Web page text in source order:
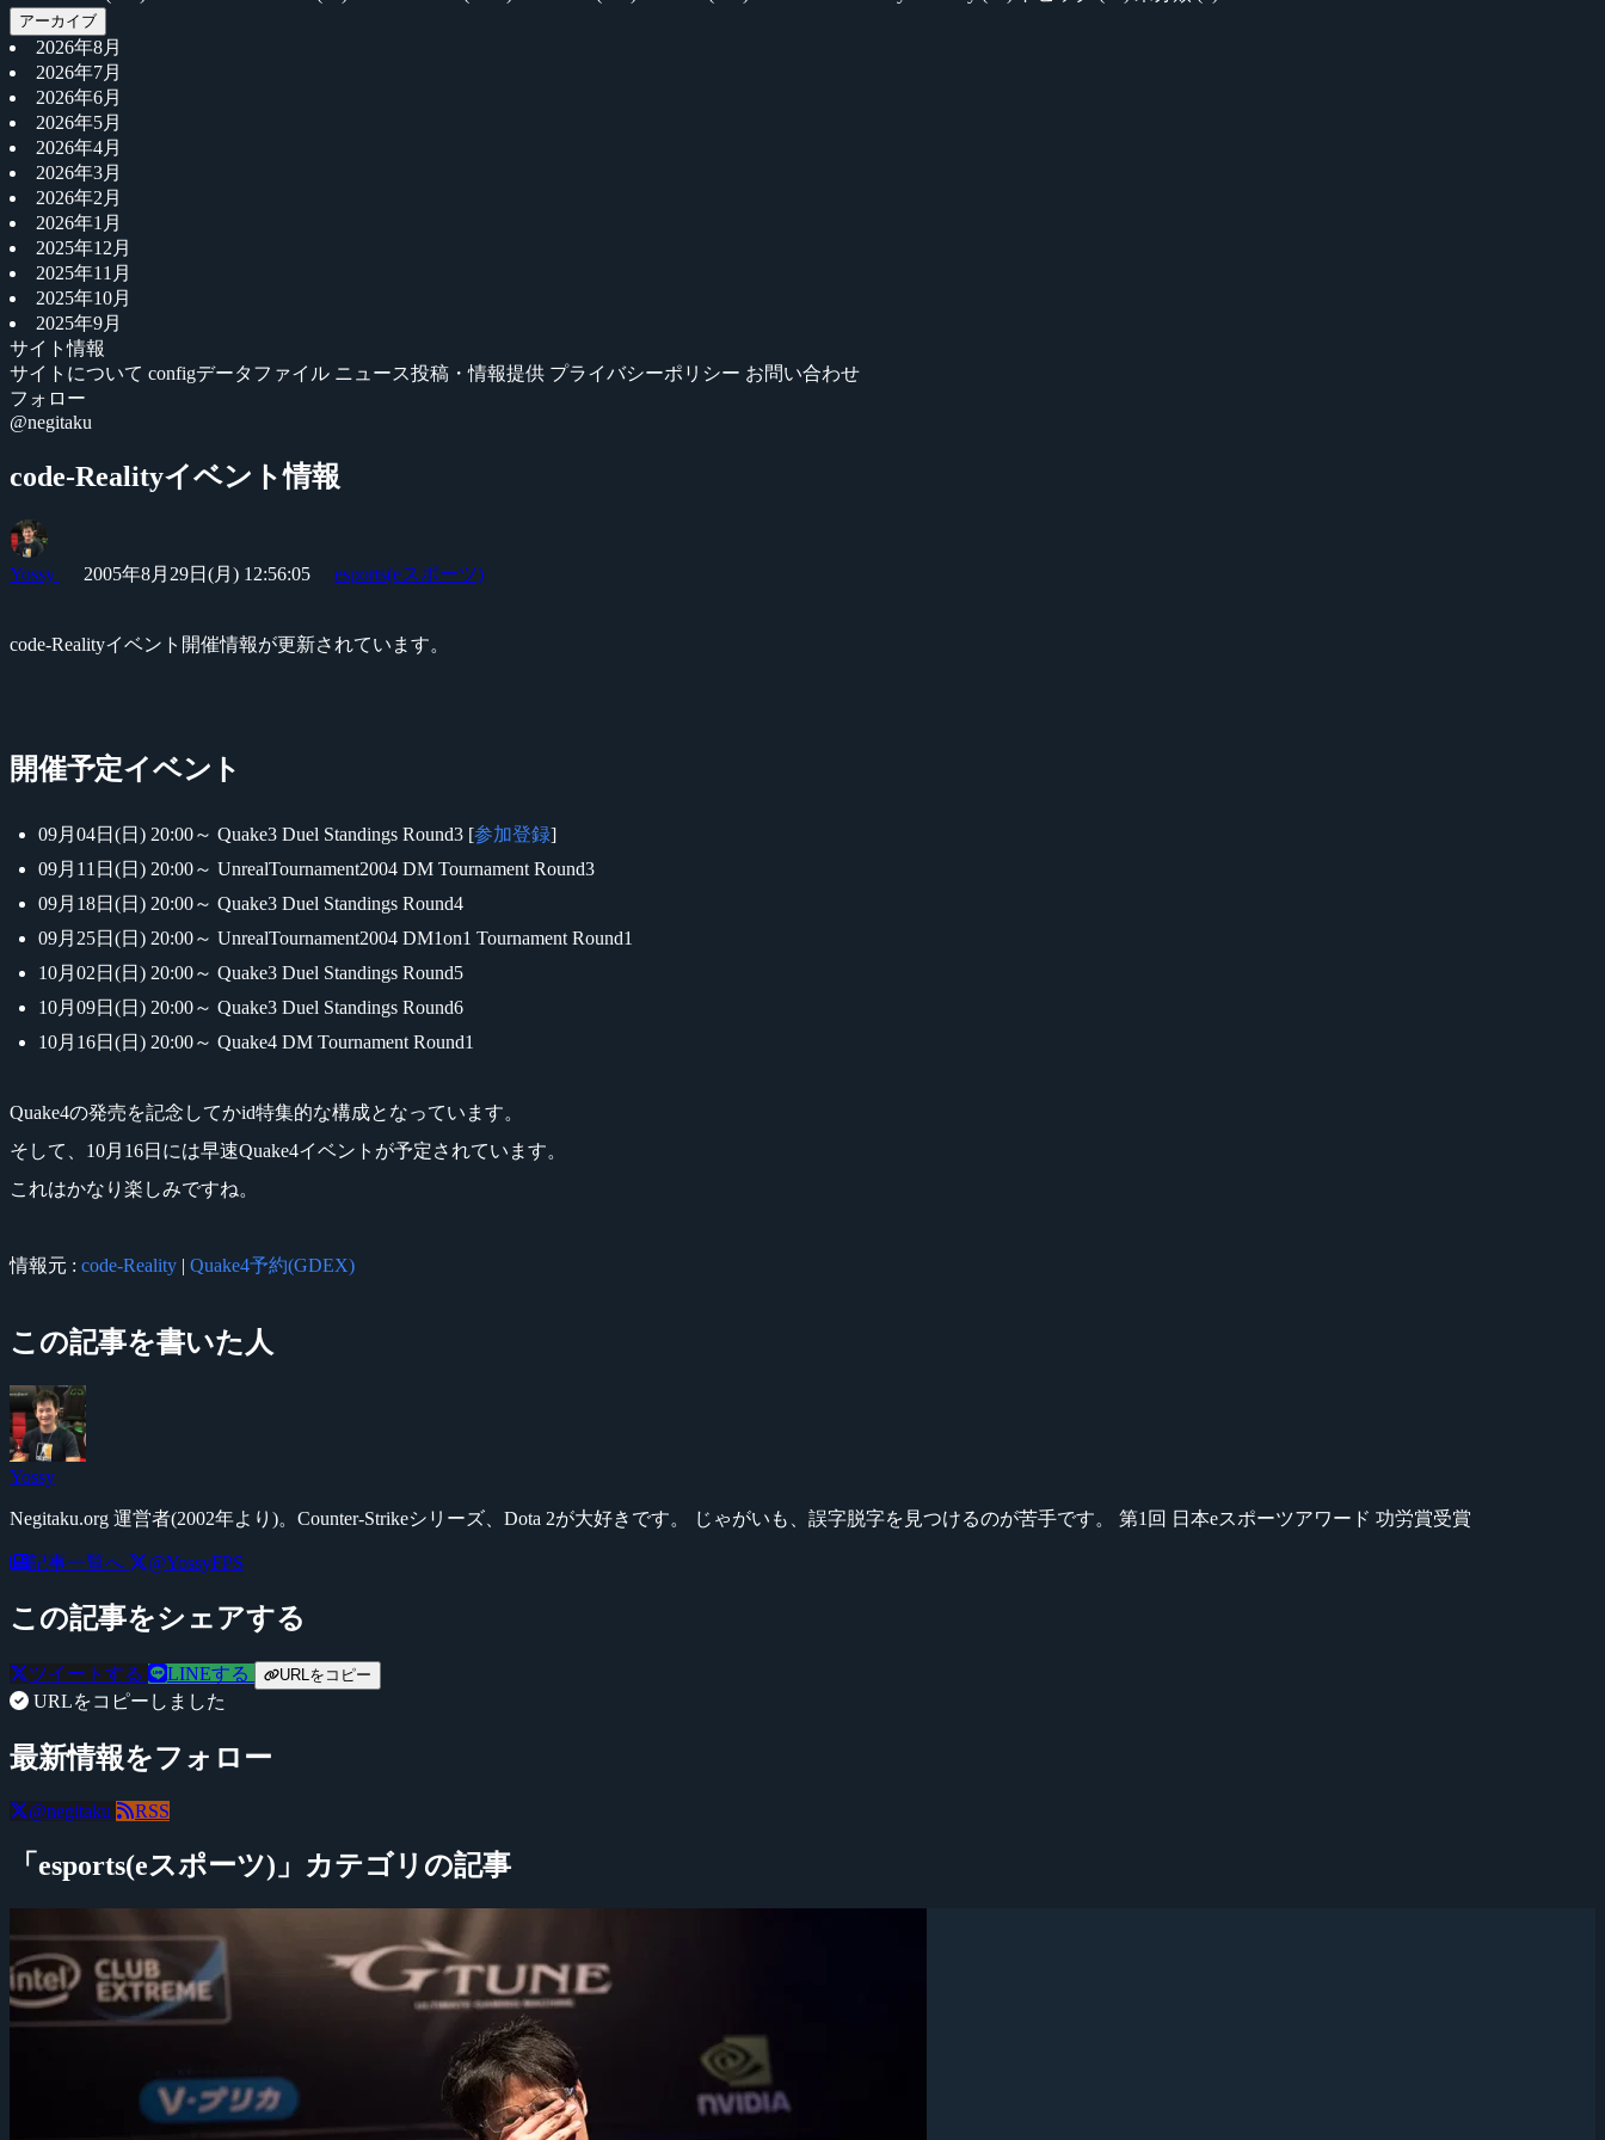
アーカイブ
2026年8月
2026年7月
2026年6月
2026年5月
2026年4月
2026年3月
2026年2月
2026年1月
2025年12月
2025年11月
2025年10月
2025年9月
サイト情報
サイトについて configデータファイル ニュース投稿・情報提供 プライバシーポリシー お問い合わせ
フォロー
@negitaku
code-Realityイベント情報
Yossy 2005年8月29日(月) 12:56:05 esports(eスポーツ)
code-Realityイベント開催情報が更新されています。
開催予定イベント
09月04日(日) 20:00～ Quake3 Duel Standings Round3 [参加登録]
09月11日(日) 20:00～ UnrealTournament2004 DM Tournament Round3
09月18日(日) 20:00～ Quake3 Duel Standings Round4
09月25日(日) 20:00～ UnrealTournament2004 DM1on1 Tournament Round1
10月02日(日) 20:00～ Quake3 Duel Standings Round5
10月09日(日) 20:00～ Quake3 Duel Standings Round6
10月16日(日) 20:00～ Quake4 DM Tournament Round1
Quake4の発売を記念してかid特集的な構成となっています。
そして、10月16日には早速Quake4イベントが予定されています。
これはかなり楽しみですね。
情報元 : code-Reality | Quake4予約(GDEX)
この記事を書いた人
Yossy
Negitaku.org 運営者(2002年より)。Counter-Strikeシリーズ、Dota 2が大好きです。 じゃがいも、誤字脱字を見つけるのが苦手です。 第1回 日本eスポーツアワード 功労賞受賞
記事一覧へ @YossyFPS
この記事をシェアする
ツイートする LINEする URLをコピー
URLをコピーしました
最新情報をフォロー
@negitaku RSS
「esports(eスポーツ)」カテゴリの記事